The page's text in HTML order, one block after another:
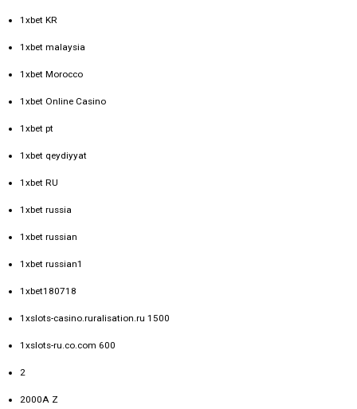
1xbet KR
1xbet malaysia
1xbet Morocco
1xbet Online Casino
1xbet pt
1xbet qeydiyyat
1xbet RU
1xbet russia
1xbet russian
1xbet russian1
1xbet180718
1xslots-casino.ruralisation.ru 1500
1xslots-ru.co.com 600
2
2000A Z